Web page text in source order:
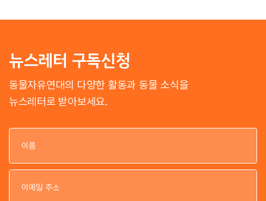
뉴스레터 구독신청
동물자유연대의 다양한 활동과 동물 소식을
뉴스레터로 받아보세요.
이